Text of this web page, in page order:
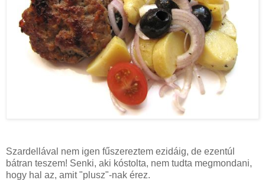
Szardellával nem igen fűszereztem ezidáig, de ezentúl
bátran teszem! Senki, aki kóstolta, nem tudta megmondani,
hogy hal az, amit "plusz"-nak érez.